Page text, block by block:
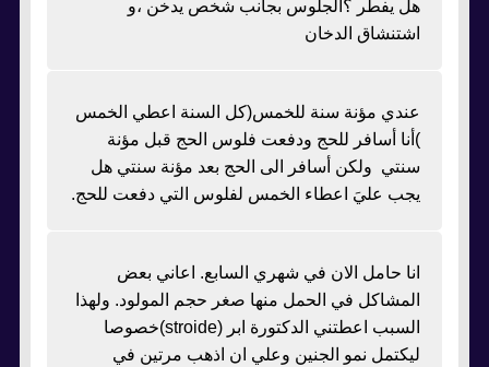
هل يفطر ؟الجلوس بجانب شخص يدخن ،و
اشتنشاق الدخان
عندي مؤنة سنة للخمس(كل السنة اعطي الخمس
)أنا أسافر للحج ودفعت فلوس الحج قبل مؤنة
سنتي ولكن أسافر الى الحج بعد مؤنة سنتي هل
يجب عليَ اعطاء الخمس لفلوس التي دفعت للحج.
انا حامل الان في شهري السابع. اعاني بعض
المشاكل في الحمل منها صغر حجم المولود. ولهذا
السبب اعطتني الدكتورة ابر (stroide)خصوصا
ليكتمل نمو الجنين وعلي ان اذهب مرتين في